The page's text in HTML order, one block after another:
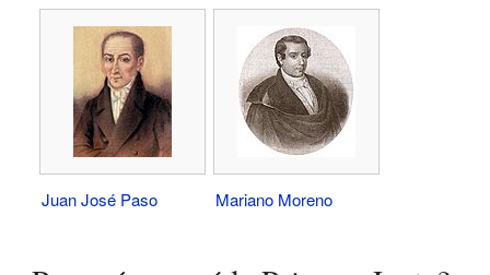
Juan José Paso Mariano Moreno